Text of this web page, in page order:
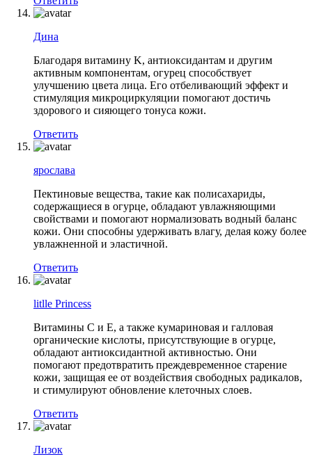
Дина
Благодаря витамину K, антиоксидантам и другим
активным компонентам, огурец способствует
улучшению цвета лица. Его отбеливающий эффект и
стимуляция микроциркуляции помогают достичь
здорового и сияющего тонуса кожи.
Ответить
ярослава
Пектиновые вещества, такие как полисахариды,
содержащиеся в огурце, обладают увлажняющими
свойствами и помогают нормализовать водный баланс
кожи. Они способны удерживать влагу, делая кожу более
увлажненной и эластичной.
Ответить
litlle Princess
Витамины C и E, а также кумариновая и галловая
органические кислоты, присутствующие в огурце,
обладают антиоксидантной активностью. Они
помогают предотвратить преждевременное старение
кожи, защищая ее от воздействия свободных радикалов,
и стимулируют обновление клеточных слоев.
Ответить
Лизок